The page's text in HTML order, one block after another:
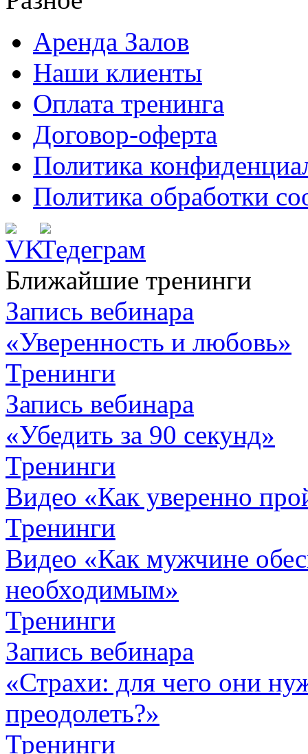
Аренда Залов
Наши клиенты
Оплата тренинга
Договор-оферта
Политика
Политика обработки
Ближайшие тренинги
Запись вебинара
«Уверенность и любовь»
Тренинги
Запись вебинара
«Убедить за 90 секунд»
Тренинги
Видео «Как уверенно
Тренинги
Видео «Как мужчине
необходимым»
Тренинги
Запись вебинара
«Страхи: для чего они
преодолеть?»
Тренинги